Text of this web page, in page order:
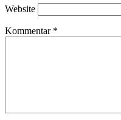
Website
Kommentar *